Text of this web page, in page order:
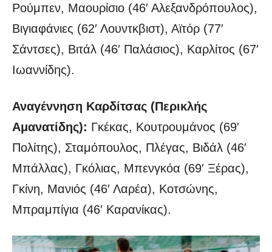
Ρούμπεν, Μαουρίσιο (46′ Αλεξανδρόπουλος),
Βιγιαφάνιες (62′ Λουντκβιστ), Αϊτόρ (77′
Σάντσες), Βιτάλ (46′ Παλάσιος), Καρλίτος (67′
Ιωαννίδης).
Αναγέννηση Καρδίτσας (Περικλής
Αμανατίδης): Γκέκας, Κουτρουμάνος (69′
Πολίτης), Σταμόπουλος, Πλέγας, Βιδάλ (46′
Μπάλλας), Γκόλιας, Μπενγκόα (69′ Ξέρας),
Γκίνη, Μανιός (46′ Λαρέα), Κοτσώνης,
Μπραμπίγια (46′ Καρανίκας).